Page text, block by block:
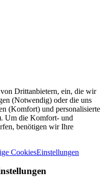
Drittanbietern, ein, die wir
(Notwendig) oder die uns
(Komfort) und personalisierte
Um die Komfort- und
benötigen wir Ihre
CookiesEinstellungen